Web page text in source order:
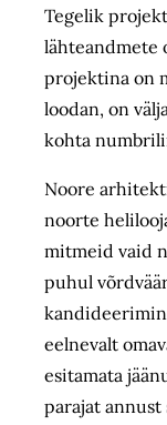
Tegelik
lähteandmete
projektina on
loodan, on
kohta
Noore
noorte
mitmeid vaid
puhul
eelnevalt
esitamata
parajat annust